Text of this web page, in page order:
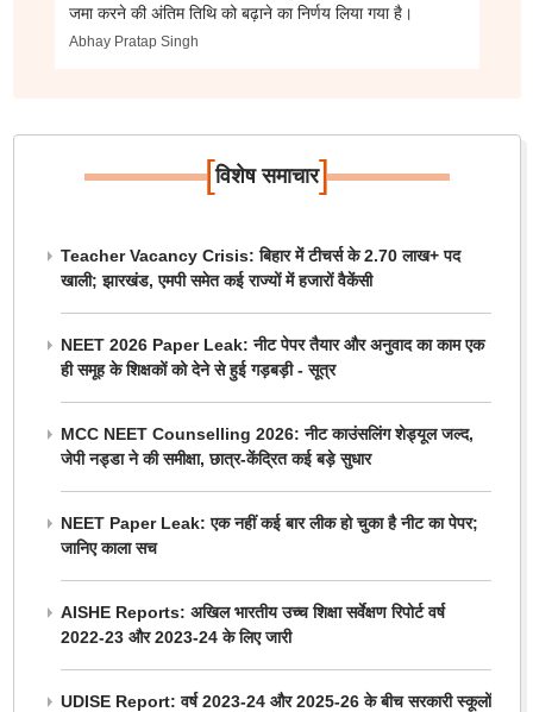
जमा करने की अंतिम तिथि को बढ़ाने का निर्णय लिया गया है।
Abhay Pratap Singh
[विशेष समाचार]
Teacher Vacancy Crisis: बिहार में टीचर्स के 2.70 लाख+ पद
खाली; झारखंड, एमपी समेत कई राज्यों में हजारों वैकेंसी
NEET 2026 Paper Leak: नीट पेपर तैयार और अनुवाद का काम एक
ही समूह के शिक्षकों को देने से हुई गड़बड़ी - सूत्र
MCC NEET Counselling 2026: नीट काउंसलिंग शेड्यूल जल्द,
जेपी नड्डा ने की समीक्षा, छात्र-केंद्रित कई बड़े सुधार
NEET Paper Leak: एक नहीं कई बार लीक हो चुका है नीट का पेपर;
जानिए काला सच
AISHE Reports: अखिल भारतीय उच्च शिक्षा सर्वेक्षण रिपोर्ट वर्ष
2022-23 और 2023-24 के लिए जारी
UDISE Report: वर्ष 2023-24 और 2025-26 के बीच सरकारी स्कूलों